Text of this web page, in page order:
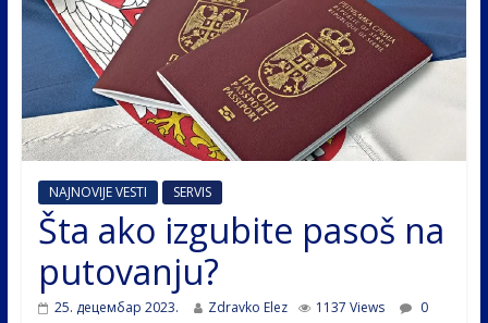
NAJNOVIJE VESTI SERVIS
Šta ako izgubite pasoš na
putovanju?
25. децембар 2023. Zdravko Elez 1137 Views
0